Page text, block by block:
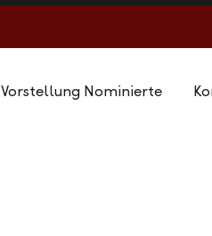
Vorstellung Nominierte